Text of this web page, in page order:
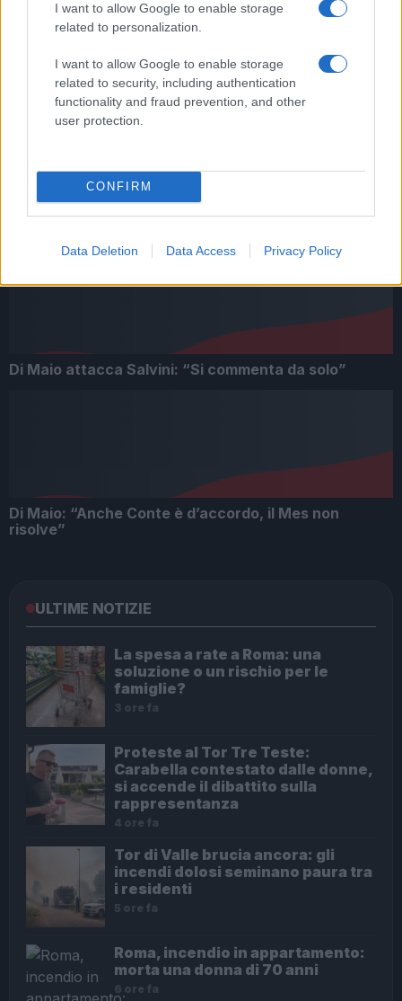
I want to allow Google to enable storage
related to personalization.
I want to allow Google to enable storage
related to security, including authentication
functionality and fraud prevention, and other
user protection.
CONFIRM
Data Deletion Data Access Privacy Policy
Corteo Di Maio Lega Salvini Virginia Raggi
ARTICOLI CORRELATI
Di Maio attacca Salvini: “Si commenta da solo”
Di Maio: “Anche Conte è d’accordo, il Mes non
risolve”
ULTIME NOTIZIE
La spesa a rate a Roma: una
soluzione o un rischio per le
famiglie?
3 ore fa
Proteste al Tor Tre Teste:
Carabella contestato dalle donne,
si accende il dibattito sulla
rappresentanza
4 ore fa
Tor di Valle brucia ancora: gli
incendi dolosi seminano paura tra
i residenti
5 ore fa
Roma, incendio in appartamento:
morta una donna di 70 anni
6 ore fa